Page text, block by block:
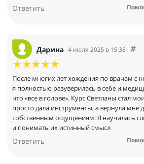
Ответить
Дарина 4 июля 2025 в 15:38
После многих лет хождения по врачам с
я полностью разуверилась в себе и
что «все в голове». Курс Светланы стал
просто дала инструменты, а вернула мне
собственным ощущениям. Я научилась
и понимать их истинный смысл
Ответить